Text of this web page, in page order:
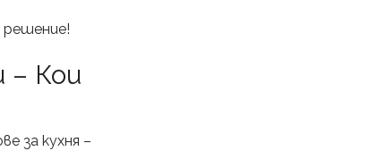
– Кои
за кухня –